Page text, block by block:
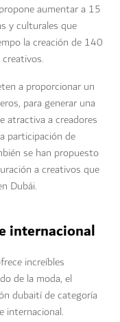
aumentar a 15
y culturales que
la creación de 140
a proporcionar un
para generar una
atractiva a creadores
participación de
se han propuesto
a creativos que
Dubái.
internacional
increíbles
de la moda, el
dubaití de categoría
internacional.